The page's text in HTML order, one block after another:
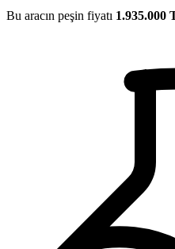
Bu aracın peşin fiyatı 1.935.000